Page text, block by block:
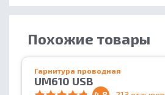
Похожие товары
Гарнитура проводная
UM610 USB